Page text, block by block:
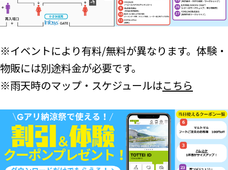
※イベントにより有料/無料が異なります。体験・
物販には別途料金が必要です。
※雨天時のマップ・スケジュールはこちら